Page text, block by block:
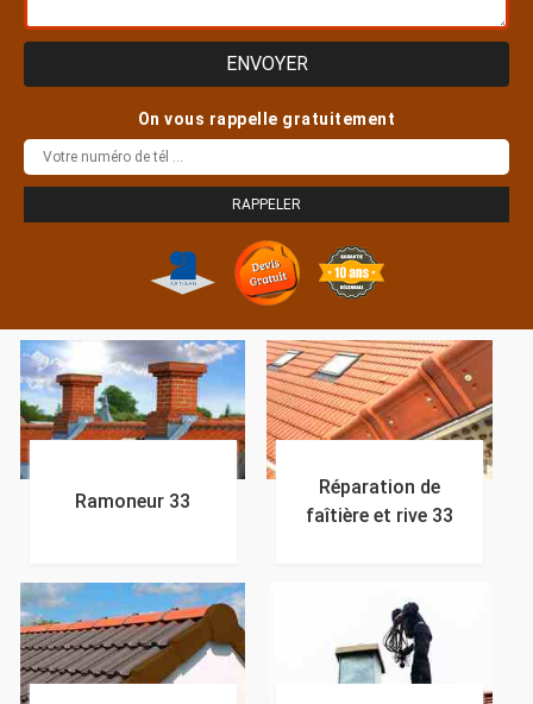
On vous rappelle gratuitement
Ramoneur 33
Réparation de
faîtière et rive 33